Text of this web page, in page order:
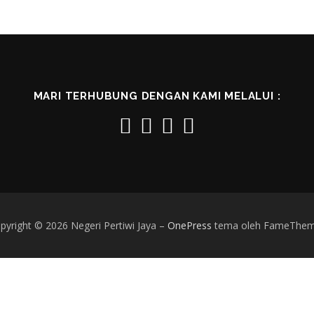
MARI TERHUBUNG DENGAN KAMI MELALUI :
© 2026 Negeri Pertiwi Jaya – OnePress tema oleh